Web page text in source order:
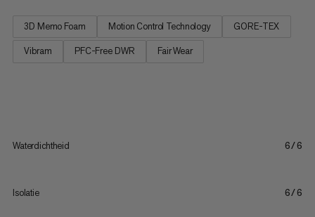
3D Memo Foam Motion Control Technology GORE-TEX
Vibram PFC-Free DWR Fair Wear
Waterdichtheid 6/6
Isolatie 6/6